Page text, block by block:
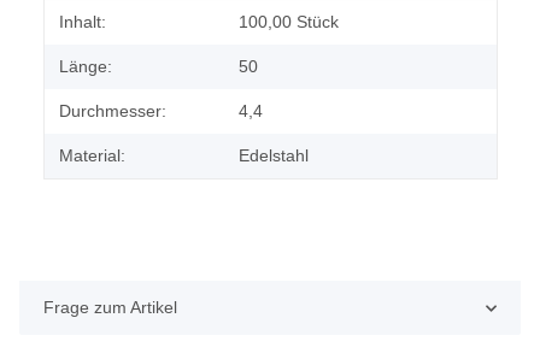
Produkteigenschaft
Wert
Inhalt: 100,00 Stück
Länge: 50
Durchmesser: 4,4
Material: Edelstahl
Frage zum Artikel